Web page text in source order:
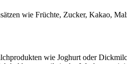
wie Früchte, Zucker, Kakao,
wie Joghurt oder